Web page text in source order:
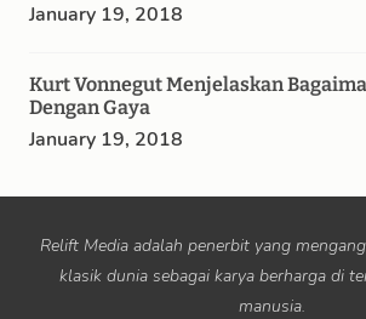
January 19, 2018
Kurt Vonnegut Menjelaskan
Dengan Gaya
January 19, 2018
Relift Media adalah penerbit yang
klasik dunia sebagai karya berharga di
manusia.